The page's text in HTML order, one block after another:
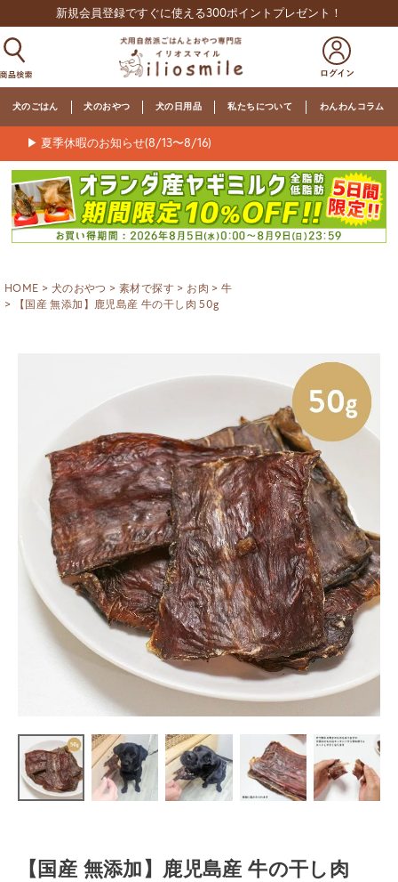
新規会員登録ですぐに使える300ポイントプレゼント！
犬のごはん 犬のおやつ 犬の日用品 私たちについて わんわんコラム
▶ 夏季休暇のお知らせ(8/13〜8/16)
HOME 犬のおやつ 素材で探す お肉
牛
【国産 無添加】鹿児島産 牛の干し肉 50g
【国産 無添加】鹿児島産 牛の干し肉